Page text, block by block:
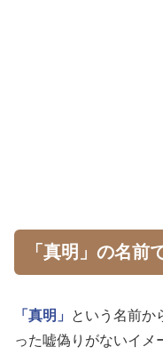
「真明」の名前
「真明」 という名前か
った嘘偽りがないイメ